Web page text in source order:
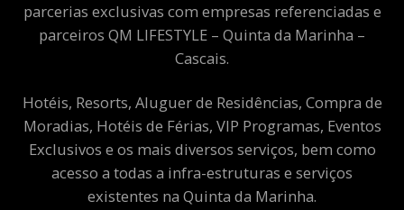
parcerias exclusivas com empresas referenciadas e
parceiros QM LIFESTYLE – Quinta da Marinha –
Cascais.
Hotéis, Resorts, Aluguer de Residências, Compra de
Moradias, Hotéis de Férias, VIP Programas, Eventos
Exclusivos e os mais diversos serviços, bem como
acesso a todas a infra-estruturas e serviços
existentes na Quinta da Marinha.